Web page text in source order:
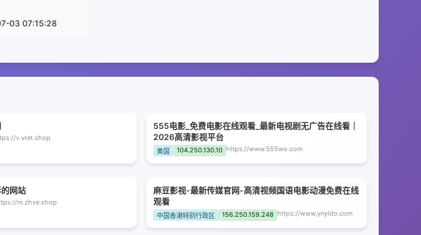
03 07:15:28
v.vret.shop
555电影_免费电影在线观看_最新电视剧无广告在线看｜
2026高清影视平台
美国 104.250.130.10 https://www.555wo.com
网站
m.zhxe.shop
麻豆影视-最新传媒官网-高清视频国语电影动漫免费在线
观看
中国香港特别行政区 156.250.159.248 https://www.ynyido.com